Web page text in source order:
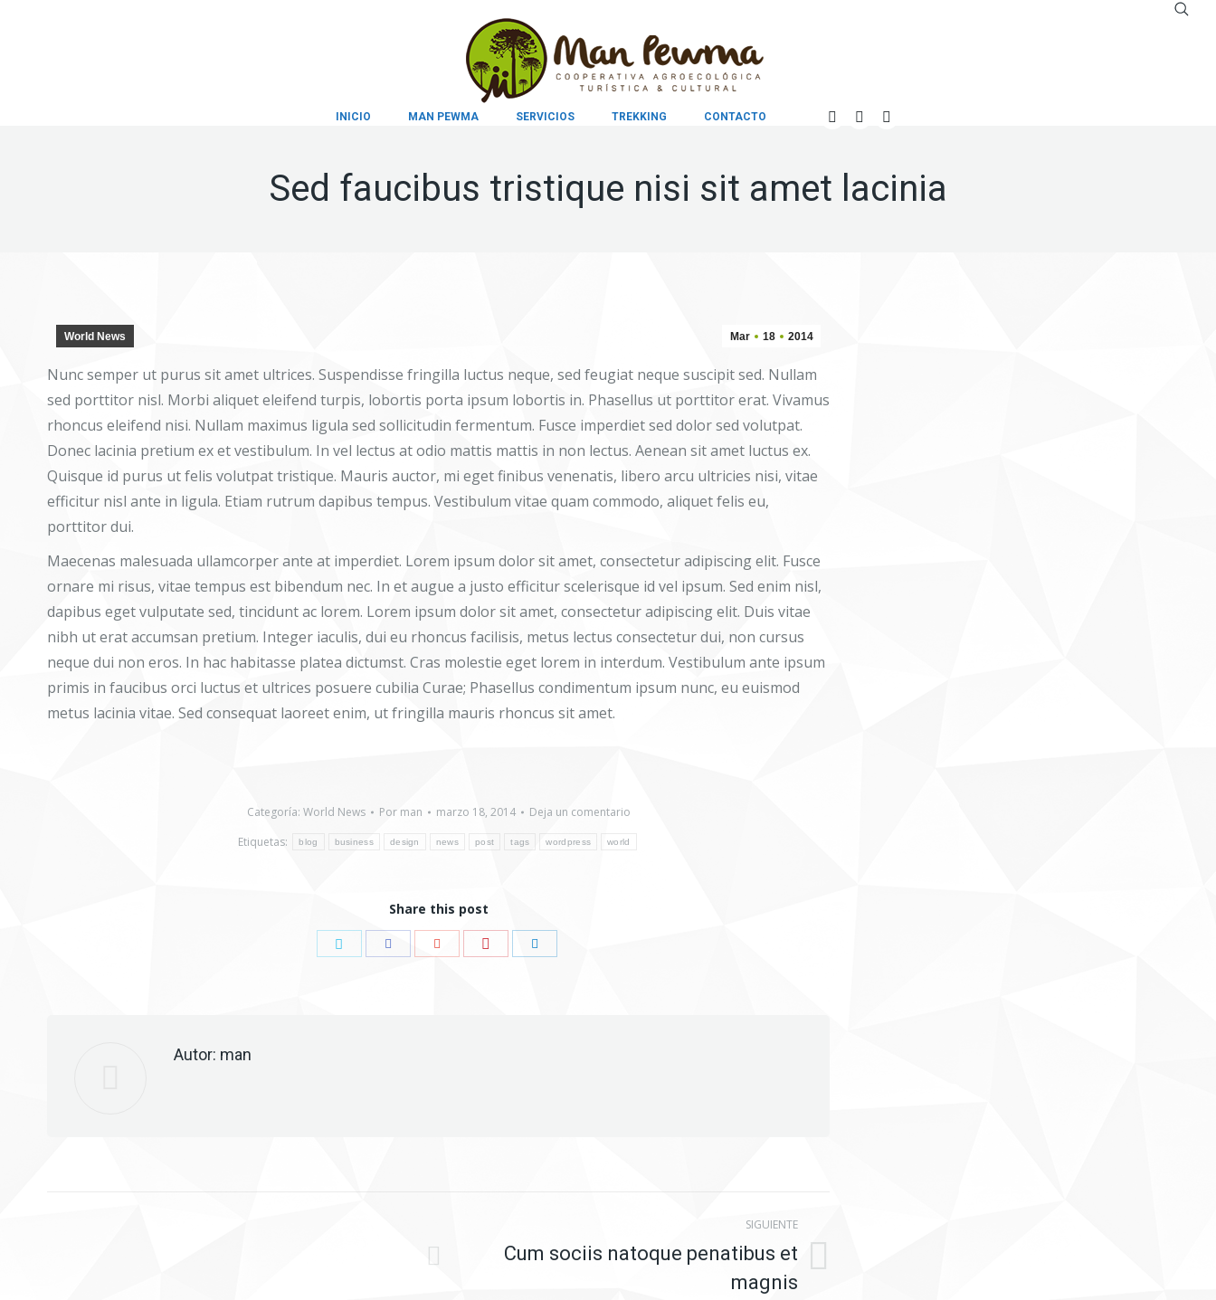
Buscar:
INICIO MAN PEWMA SERVICIOS TREKKING CONTACTO
Facebook
YouTubeInstagram
Sed faucibus tristique nisi sit amet lacinia
Mar 18 2014
World News
Nunc semper ut purus sit amet ultrices. Suspendisse fringilla luctus neque, sed feugiat neque suscipit sed. Nullam
sed porttitor nisl. Morbi aliquet eleifend turpis, lobortis porta ipsum lobortis in. Phasellus ut porttitor erat. Vivamus
rhoncus eleifend nisi. Nullam maximus ligula sed sollicitudin fermentum. Fusce imperdiet sed dolor sed volutpat.
Donec lacinia pretium ex et vestibulum. In vel lectus at odio mattis mattis in non lectus. Aenean sit amet luctus ex.
Quisque id purus ut felis volutpat tristique. Mauris auctor, mi eget finibus venenatis, libero arcu ultricies nisi, vitae
efficitur nisl ante in ligula. Etiam rutrum dapibus tempus. Vestibulum vitae quam commodo, aliquet felis eu,
porttitor dui.
Maecenas malesuada ullamcorper ante at imperdiet. Lorem ipsum dolor sit amet, consectetur adipiscing elit. Fusce
ornare mi risus, vitae tempus est bibendum nec. In et augue a justo efficitur scelerisque id vel ipsum. Sed enim nisl,
dapibus eget vulputate sed, tincidunt ac lorem. Lorem ipsum dolor sit amet, consectetur adipiscing elit. Duis vitae
nibh ut erat accumsan pretium. Integer iaculis, dui eu rhoncus facilisis, metus lectus consectetur dui, non cursus
neque dui non eros. In hac habitasse platea dictumst. Cras molestie eget lorem in interdum. Vestibulum ante ipsum
primis in faucibus orci luctus et ultrices posuere cubilia Curae; Phasellus condimentum ipsum nunc, eu euismod
metus lacinia vitae. Sed consequat laoreet enim, ut fringilla mauris rhoncus sit amet.
Categoría: World News Por man marzo 18, 2014
Deja un comentario
Etiquetas:
blog business design news post tags wordpress world
Share this post
CompartirCompartirCompartir CompartirCompartir
Autor: man
SIGUIENTE
Cum sociis natoque penatibus et
magnis